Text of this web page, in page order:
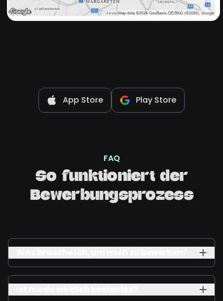
App Store Play Store
FAQ
So funktioniert der
Bewerbungsprozess